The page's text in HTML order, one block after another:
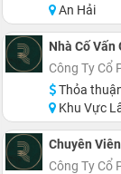
An Hải
Nhà Cố Vấn
Công Ty Cổ
Thỏa
Khu Vực
Chuyên
Công Ty Cổ